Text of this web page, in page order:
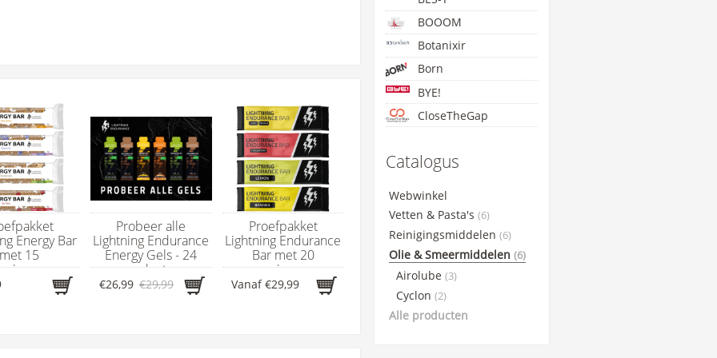
Energy Bar
met 15
Probeer alle
Lightning Endurance
Energy Gels - 24
producten
€26,99 €29,99
Proefpakket
Lightning Endurance
Bar met 20
energierepen
Vanaf€29,99
BOOOM
Botanixir
Born
BYE!
CloseTheGap
Cyclon
GoldNutrition
Lightning Endurance
Maxim
Maurten
NamedSport
Catalogus
Webwinkel
Vetten & Pasta's (6)
Reinigingsmiddelen (6)
Olie & Smeermiddelen (6)
Airolube (3)
Cyclon (2)
Alle producten